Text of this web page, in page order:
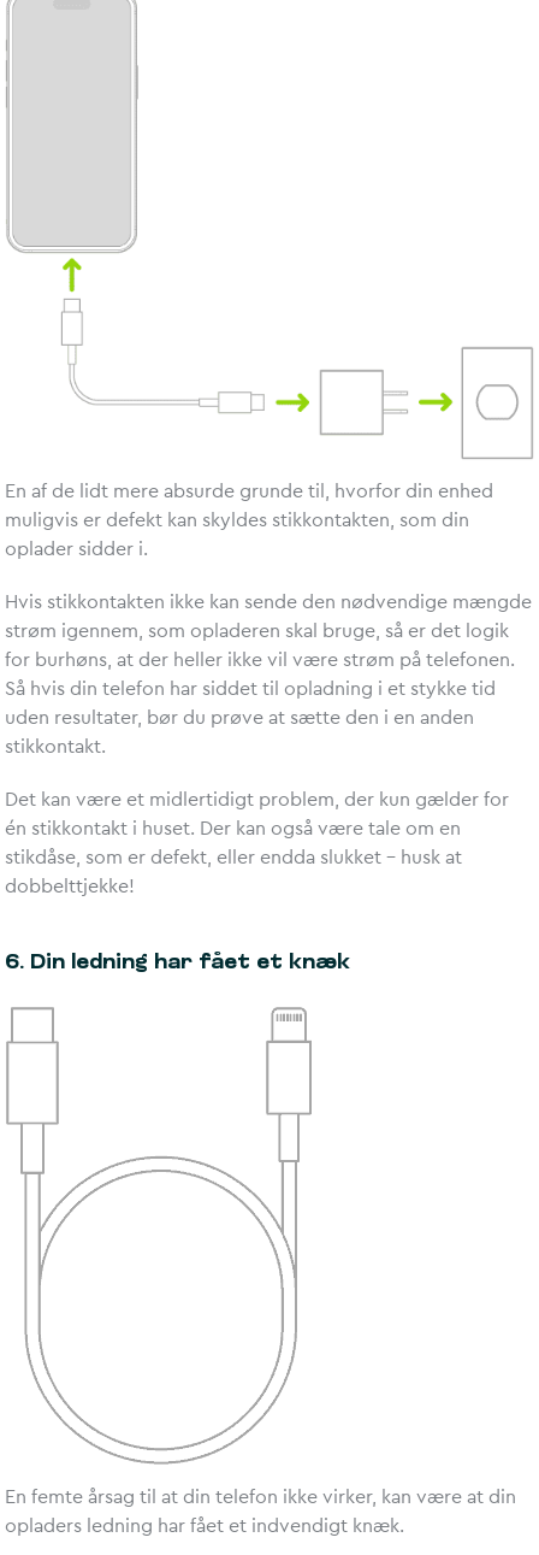
En af de lidt mere absurde grunde til, hvorfor din enhed
muligvis er defekt kan skyldes stikkontakten, som din
oplader sidder i.
Hvis stikkontakten ikke kan sende den nødvendige mængde
strøm igennem, som opladeren skal bruge, så er det logik
for burhøns, at der heller ikke vil være strøm på telefonen.
Så hvis din telefon har siddet til opladning i et stykke tid
uden resultater, bør du prøve at sætte den i en anden
stikkontakt.
Det kan være et midlertidigt problem, der kun gælder for
én stikkontakt i huset. Der kan også være tale om en
stikdåse, som er defekt, eller endda slukket – husk at
dobbelttjekke!
6. Din ledning har fået et knæk
En femte årsag til at din telefon ikke virker, kan være at din
opladers ledning har fået et indvendigt knæk.